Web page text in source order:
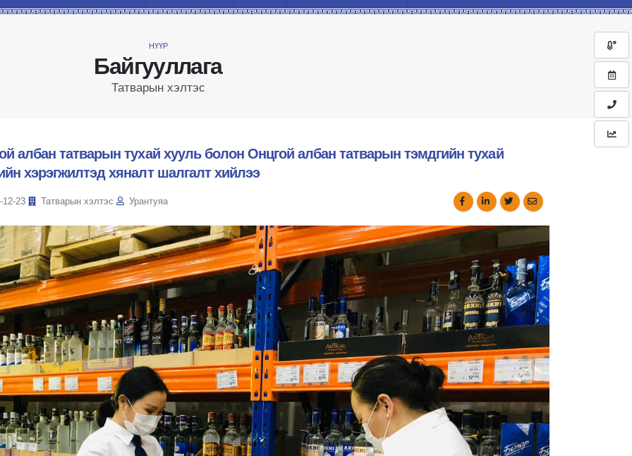
Байгууллага
Татварын хэлтэс
НҮҮР
албан татварын тухай хууль болон Онцгой албан татварын тэмдгийн тухай
хэрэгжилтэд хяналт шалгалт хийлээ
23 Татварын хэлтэс Урантуяа